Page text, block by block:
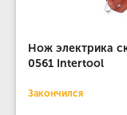
Нож электрика
0561 Intertool
Закончился